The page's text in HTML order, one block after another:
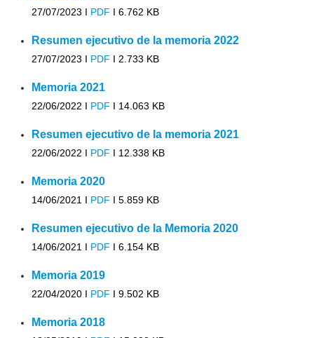
27/07/2023 I PDF I 6.762 KB
Resumen ejecutivo de la memoria 2022
27/07/2023 I PDF I 2.733 KB
Memoria 2021
22/06/2022 I PDF I 14.063 KB
Resumen ejecutivo de la memoria 2021
22/06/2022 I PDF I 12.338 KB
Memoria 2020
14/06/2021 I PDF I 5.859 KB
Resumen ejecutivo de la Memoria 2020
14/06/2021 I PDF I 6.154 KB
Memoria 2019
22/04/2020 I PDF I 9.502 KB
Memoria 2018